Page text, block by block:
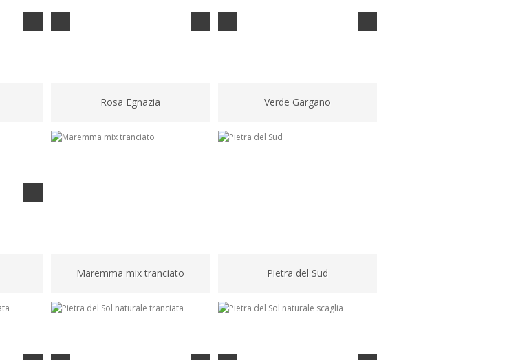
Rosa Egnazia Verde Gargano
Maremma mix tranciato Pietra del Sud